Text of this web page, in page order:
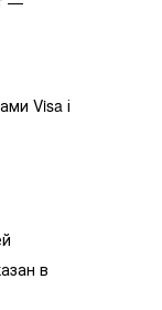
Visa і
в